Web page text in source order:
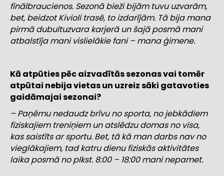
finālbraucienos. Sezonā bieži bijām tuvu uzvarām,
bet, beidzot Kivioli trasē, to izdarījām. Tā bija mana
pirmā dubultuzvara karjerā un šajā posmā mani
atbalstīja mani vislielākie fani – mana ģimene.
Kā atpūties pēc aizvadītās sezonas vai tomēr
atpūtai nebija vietas un uzreiz sāki gatavoties
gaidāmajai sezonai?
– Paņēmu nedaudz brīvu no sporta, no jebkādiem
fiziskajiem treniņiem un atslēdzu domas no visa,
kas saistīts ar sportu. Bet, tā kā man darbs nav no
vieglākajiem, tad katru dienu fiziskās aktivitātes
laika posmā no plkst. 8:00 – 18:00 mani nepamet.